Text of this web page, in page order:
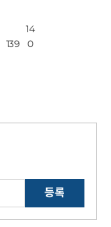
139
14
0
등록